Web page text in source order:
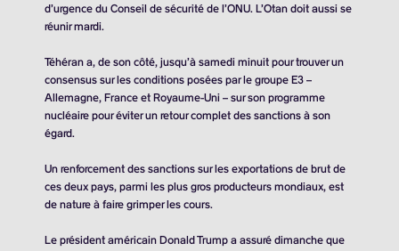
d’urgence du Conseil de sécurité de l’ONU. L’Otan doit aussi se
réunir mardi.
Téhéran a, de son côté, jusqu’à samedi minuit pour trouver un
consensus sur les conditions posées par le groupe E3 –
Allemagne, France et Royaume-Uni – sur son programme
nucléaire pour éviter un retour complet des sanctions à son
égard.
Un renforcement des sanctions sur les exportations de brut de
ces deux pays, parmi les plus gros producteurs mondiaux, est
de nature à faire grimper les cours.
Le président américain Donald Trump a assuré dimanche que